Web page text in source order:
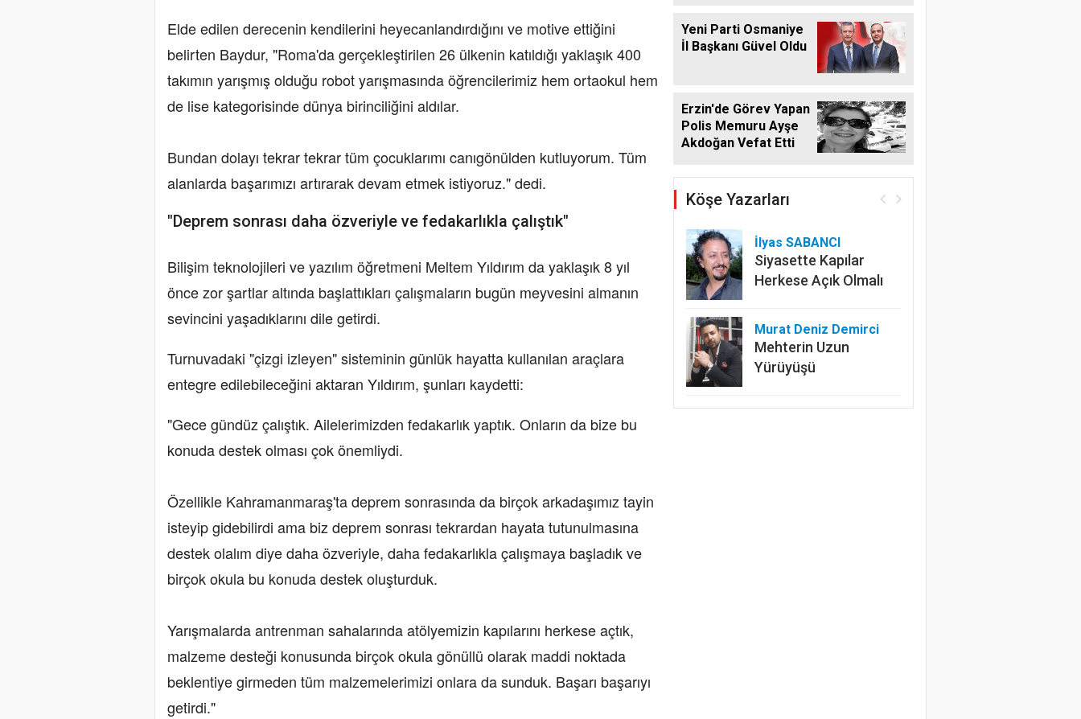
Elde edilen derecenin kendilerini heyecanlandırdığını ve motive ettiğini
belirten Baydur, "Roma'da gerçekleştirilen 26 ülkenin katıldığı yaklaşık 400
takımın yarışmış olduğu robot yarışmasında öğrencilerimiz hem ortaokul hem
de lise kategorisinde dünya birinciliğini aldılar.
Bundan dolayı tekrar tekrar tüm çocuklarımı canıgönülden kutluyorum. Tüm
alanlarda başarımızı artırarak devam etmek istiyoruz." dedi.
"Deprem sonrası daha özveriyle ve fedakarlıkla çalıştık"
Bilişim teknolojileri ve yazılım öğretmeni Meltem Yıldırım da yaklaşık 8 yıl
önce zor şartlar altında başlattıkları çalışmaların bugün meyvesini almanın
sevincini yaşadıklarını dile getirdi.
Turnuvadaki "çizgi izleyen" sisteminin günlük hayatta kullanılan araçlara
entegre edilebileceğini aktaran Yıldırım, şunları kaydetti:
"Gece gündüz çalıştık. Ailelerimizden fedakarlık yaptık. Onların da bize bu
konuda destek olması çok önemliydi.
Özellikle Kahramanmaraş'ta deprem sonrasında da birçok arkadaşımız tayin
isteyip gidebilirdi ama biz deprem sonrası tekrardan hayata tutunulmasına
destek olalım diye daha özveriyle, daha fedakarlıkla çalışmaya başladık ve
birçok okula bu konuda destek oluşturduk.
Yarışmalarda antrenman sahalarında atölyemizin kapılarını herkese açtık,
malzeme desteği konusunda birçok okula gönüllü olarak maddi noktada
beklentiye girmeden tüm malzemelerimizi onlara da sunduk. Başarı başarıyı
getirdi."
Yeni Parti Osmaniye
İl Başkanı Güvel Oldu
Erzin'de Görev Yapan
Polis Memuru Ayşe
Akdoğan Vefat Etti
Köşe Yazarları
İlyas SABANCI
Siyasette Kapılar
Herkese Açık Olmalı
Murat Deniz Demirci
Mehterin Uzun
Yürüyüşü